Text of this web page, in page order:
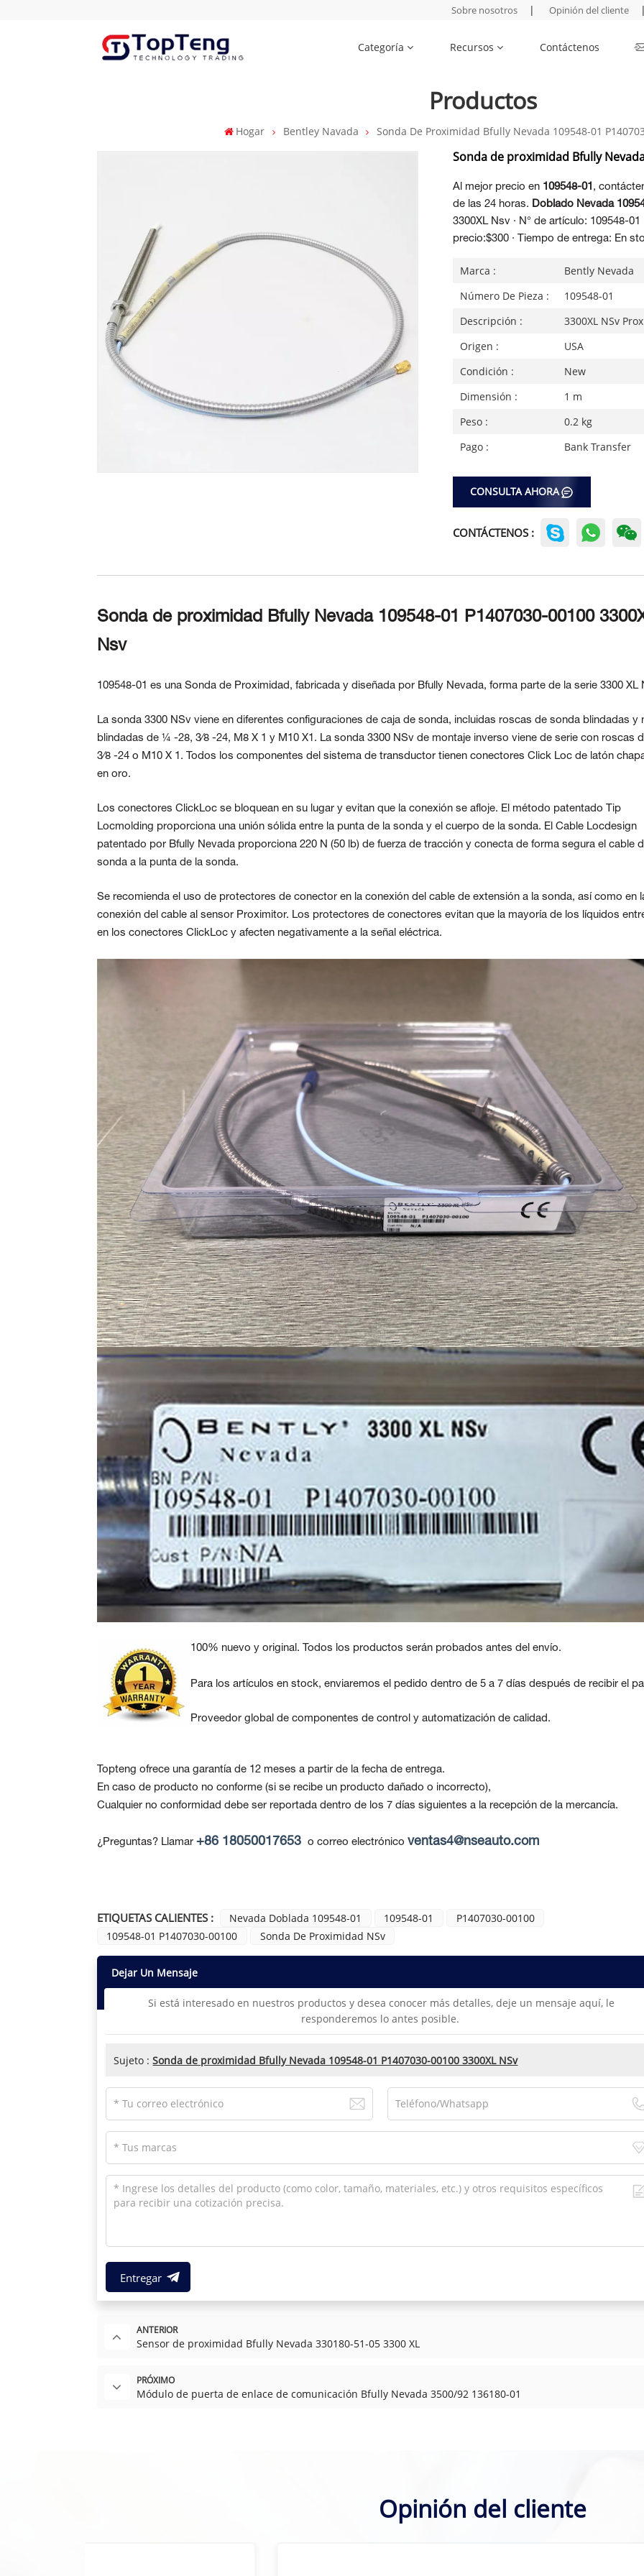
Sobre nosotros | Opinión del cliente
Categoría Recursos Contáctenos
Productos
Hogar Bentley Navada Sonda De Proximidad Bfully Nevada 109548-01
Sonda de proximidad Bfully
Al mejor precio en 109548-01 ,
de las 24 horas. Doblado Nevada
3300XL Nsv · N° de artículo: 109548-
precio:$300 · Tiempo de entrega: En
Marca :
Bently Nevada
Número De Pieza :
109548-01
Descripción :
3300XL NSv
Origen :
USA
Condición :
New
Dimensión :
1 m
Peso :
0.2 kg
Pago :
Bank Transfer
CONSULTA AHORA
CONTÁCTENOS :
Sonda de proximidad Bfully Nevada 109548-01 P1407030-00100
Nsv
109548-01 es una Sonda de Proximidad, fabricada y diseñada por Bfully Nevada, forma parte de la serie 3300 XL
La sonda 3300 NSv viene en diferentes configuraciones de caja de sonda, incluidas roscas de sonda blindadas y
blindadas de ¼ -28, 3⁄8 -24, M8 X 1 y M10 X1. La sonda 3300 NSv de montaje inverso viene de serie con roscas
3⁄8 -24 o M10 X 1. Todos los componentes del sistema de transductor tienen conectores Click Loc de latón
en oro.
Los conectores ClickLoc se bloquean en su lugar y evitan que la conexión se afloje. El método patentado Tip
Locmolding proporciona una unión sólida entre la punta de la sonda y el cuerpo de la sonda. El Cable Locdesign
patentado por Bfully Nevada proporciona 220 N (50 lb) de fuerza de tracción y conecta de forma segura el cable
sonda a la punta de la sonda.
Se recomienda el uso de protectores de conector en la conexión del cable de extensión a la sonda, así como en
conexión del cable al sensor Proximitor. Los protectores de conectores evitan que la mayoría de los líquidos
en los conectores ClickLoc y afecten negativamente a la señal eléctrica.
100% nuevo y original. Todos los productos serán probados antes del envío.
Para los artículos en stock, enviaremos el pedido dentro de 5 a 7 días después de recibir el
Proveedor global de componentes de control y automatización de calidad.
Topteng ofrece una garantía de 12 meses a partir de la fecha de entrega.
En caso de producto no conforme (si se recibe un producto dañado o incorrecto),
Cualquier no conformidad debe ser reportada dentro de los 7 días siguientes a la recepción de la mercancía.
¿Preguntas? Llamar +86 18050017653 o correo electrónico ventas4@nseauto.com
ETIQUETAS CALIENTES : Nevada Doblada 109548-01 109548-01
P1407030-00100
109548-01 P1407030-00100
Sonda De Proximidad NSv
Dejar Un Mensaje
Si está interesado en nuestros productos y desea conocer más detalles, deje un mensaje aquí, le
responderemos lo antes posible.
Sujeto :Sonda de proximidad Bfully Nevada 109548-01 P1407030-00100 3300XL NSv
Entregar
ANTERIOR
Sensor de proximidad Bfully Nevada 330180-51-05 3300 XL
PRÓXIMO
Módulo de puerta de enlace de comunicación Bfully Nevada 3500/92 136180-01
Opinión del cliente